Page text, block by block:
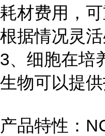
耗材费用，
根据情况灵活
3、细胞在培
生物可以提供
产品特性：